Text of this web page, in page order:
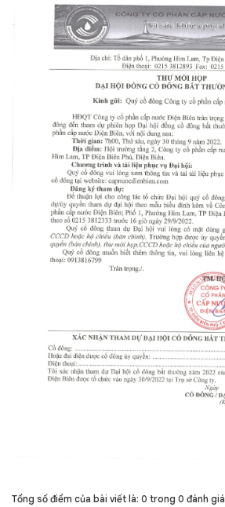
Tổng số điểm của bài viết là: 0 trong 0 đánh giá